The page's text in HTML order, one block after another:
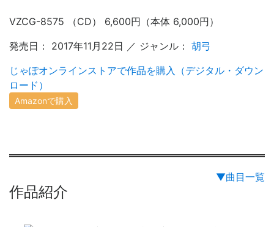
VZCG-8575 （CD） 6,600円（本体 6,000円）
発売日： 2017年11月22日 ／ ジャンル： 胡弓
じゃぽオンラインストアで作品を購入（デジタル・ダウン
ロード）
Amazonで購入
▼曲目一覧
作品紹介